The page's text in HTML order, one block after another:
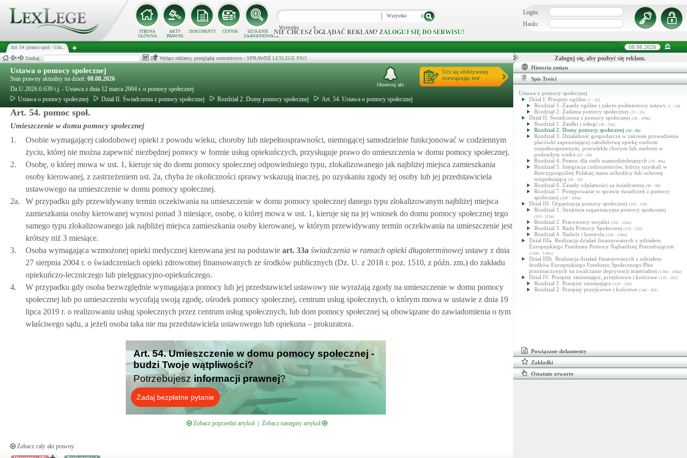
STRONA
GŁÓWNA
AKTY
PRAWNE
DOKUMENTY CENNIK
SZUKANIE
ZAAWANSOWANE
Wszystko
Wszystko
NIE CHCESZ OGLĄDAĆ REKLAM? ZALOGUJ SIĘ DO SERWISU!
Login:
Hasło:
Art. 54. pomoc społ. - Um... 08.08.2026
Szukaj: Wyłącz reklamy, przeglądaj orzecznictwo - SPRAWDŹ LEXLEGE PRO
Ustawa o pomocy społecznej
Stan prawny aktualny na dzień: 08.08.2026
Dz.U.2026.0.639 t.j. - Ustawa z dnia 12 marca 2004 r. o pomocy społecznej
Ustawa o pomocy społecznej
Dział II. Świadczenia z pomocy społecznej Rozdział 2. Domy pomocy społecznej Art. 54. Ustawa o pomocy społecznej
Ucz się efektywniej
rozwiązując test
Obserwuj akt
Art. 54. pomoc społ.
Umieszczenie w domu pomocy społecznej
1.
Osobie wymagającej całodobowej opieki z powodu wieku, choroby lub niepełnosprawności, niemogącej samodzielnie funkcjonować w codziennym
życiu, której nie można zapewnić niezbędnej pomocy w formie usług opiekuńczych, przysługuje prawo do umieszczenia w domu pomocy społecznej.
2.
Osobę, o której mowa w ust. 1, kieruje się do domu pomocy społecznej odpowiedniego typu, zlokalizowanego jak najbliżej miejsca zamieszkania
osoby kierowanej, z zastrzeżeniem ust. 2a, chyba że okoliczności sprawy wskazują inaczej, po uzyskaniu zgody tej osoby lub jej przedstawiciela
ustawowego na umieszczenie w domu pomocy społecznej.
2a.
W przypadku gdy przewidywany termin oczekiwania na umieszczenie w domu pomocy społecznej danego typu zlokalizowanym najbliżej miejsca
zamieszkania osoby kierowanej wynosi ponad 3 miesiące, osobę, o której mowa w ust. 1, kieruje się na jej wniosek do domu pomocy społecznej tego
samego typu zlokalizowanego jak najbliżej miejsca zamieszkania osoby kierowanej, w którym przewidywany termin oczekiwania na umieszczenie jest
krótszy niż 3 miesiące.
3.
Osoba wymagająca wzmożonej opieki medycznej kierowana jest na podstawie art. 33a świadczenia w ramach opieki długoterminowej ustawy z dnia
27 sierpnia 2004 r. o świadczeniach opieki zdrowotnej finansowanych ze środków publicznych (Dz. U. z 2018 r. poz. 1510, z późn. zm.) do zakładu
opiekuńczo-leczniczego lub pielęgnacyjno-opiekuńczego.
4.
W przypadku gdy osoba bezwzględnie wymagająca pomocy lub jej przedstawiciel ustawowy nie wyrażają zgody na umieszczenie w domu pomocy
społecznej lub po umieszczeniu wycofają swoją zgodę, ośrodek pomocy społecznej, centrum usług społecznych, o którym mowa w ustawie z dnia 19
lipca 2019 r. o realizowaniu usług społecznych przez centrum usług społecznych, lub dom pomocy społecznej są obowiązane do zawiadomienia o tym
właściwego sądu, a jeżeli osoba taka nie ma przedstawiciela ustawowego lub opiekuna – prokuratora.
Art. 54. Umieszczenie w domu pomocy społecznej -
budzi Twoje wątpliwości?
Potrzebujesz informacji prawnej?
Zadaj bezpłatne pytanie
Zobacz poprzedni artykuł| Zobacz następny artykuł
Zobacz cały akt prawny
Zaloguj się, aby pozbyć się reklam.
Historia zmian
Spis Treści
Ustawa o pomocy społecznej
Dział I. Przepisy ogólne (1 - 35)
Rozdział 1. Zasady ogólne i zakres podmiotowy ustawy (1 - 14)
Rozdział 2. Zadania pomocy społecznej (15 - 35)
Dział II. Świadczenia z pomocy społecznej (36 - 109a)
Rozdział 1. Zasiłki i usługi (36 - 53a)
Rozdział 2. Domy pomocy społecznej (54 - 66)
Rozdział 3. Działalność gospodarcza w zakresie prowadzenia
placówki zapewniającej całodobową opiekę osobom
niepełnosprawnym, przewlekle chorym lub osobom w
podeszłym wieku (67 - 69)
Rozdział 4. Pomoc dla osób usamodzielnianych (70 - 90a)
Rozdział 5. Integracja cudzoziemców, którzy uzyskali w
Rzeczypospolitej Polskiej status uchodźcy lub ochronę
uzupełniającą (91 - 95)
Rozdział 6. Zasady odpłatności za świadczenia (96 - 99)
Rozdział 7. Postępowanie w sprawie świadczeń z pomocy
społecznej (100 - 109a)
Dział III. Organizacja pomocy społecznej (110 - 134)
Rozdział 1. Struktura organizacyjna pomocy społecznej
(110 - 115a)
Rozdział 2. Pracownicy socjalni (116 - 123a)
Rozdział 3. Rada Pomocy Społecznej (124 - 125)
Rozdział 4. Nadzór i kontrola (126 - 134w)
Dział IIIa. Realizacja działań finansowanych z udziałem
Europejskiego Funduszu Pomocy Najbardziej Potrzebującym
(134a - 134m)
Dział IIIb. Realizacja działań finansowanych z udziałem
środków Europejskiego Funduszu Społecznego Plus
przeznaczonych na zwalczanie deprywacji materialnej (134n - 134w)
Dział IV. Przepisy zmieniające, przejściowe i końcowe (135 - 161)
Rozdział 1. Przepisy zmieniające (135 - 143)
Rozdział 2. Przepisy przejściowe i końcowe (144 - 161)
Powiązane dokumenty
Zakładki
Ostatnio otwarte